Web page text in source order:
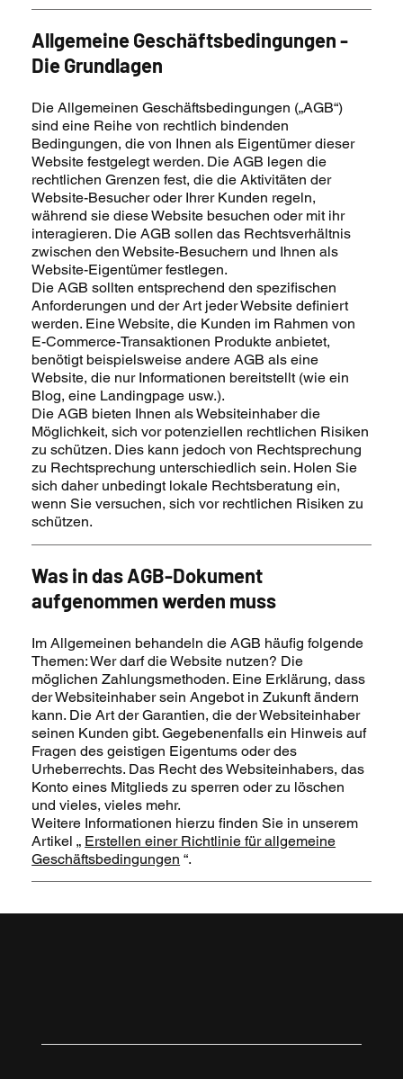
Allgemeine Geschäftsbedingungen -
Die Grundlagen
Die Allgemeinen Geschäftsbedingungen („AGB“)
sind eine Reihe von rechtlich bindenden
Bedingungen, die von Ihnen als Eigentümer dieser
Website festgelegt werden. Die AGB legen die
rechtlichen Grenzen fest, die die Aktivitäten der
Website-Besucher oder Ihrer Kunden regeln,
während sie diese Website besuchen oder mit ihr
interagieren. Die AGB sollen das Rechtsverhältnis
zwischen den Website-Besuchern und Ihnen als
Website-Eigentümer festlegen.
Die AGB sollten entsprechend den spezifischen
Anforderungen und der Art jeder Website definiert
werden. Eine Website, die Kunden im Rahmen von
E-Commerce-Transaktionen Produkte anbietet,
benötigt beispielsweise andere AGB als eine
Website, die nur Informationen bereitstellt (wie ein
Blog, eine Landingpage usw.).
Die AGB bieten Ihnen als Websiteinhaber die
Möglichkeit, sich vor potenziellen rechtlichen Risiken
zu schützen. Dies kann jedoch von Rechtsprechung
zu Rechtsprechung unterschiedlich sein. Holen Sie
sich daher unbedingt lokale Rechtsberatung ein,
wenn Sie versuchen, sich vor rechtlichen Risiken zu
schützen.
Was in das AGB-Dokument
aufgenommen werden muss
Im Allgemeinen behandeln die AGB häufig folgende
Themen: Wer darf die Website nutzen? Die
möglichen Zahlungsmethoden. Eine Erklärung, dass
der Websiteinhaber sein Angebot in Zukunft ändern
kann. Die Art der Garantien, die der Websiteinhaber
seinen Kunden gibt. Gegebenenfalls ein Hinweis auf
Fragen des geistigen Eigentums oder des
Urheberrechts. Das Recht des Websiteinhabers, das
Konto eines Mitglieds zu sperren oder zu löschen
und vieles, vieles mehr.
Weitere Informationen hierzu finden Sie in unserem
Artikel „ Erstellen einer Richtlinie für allgemeine
Geschäftsbedingungen “.